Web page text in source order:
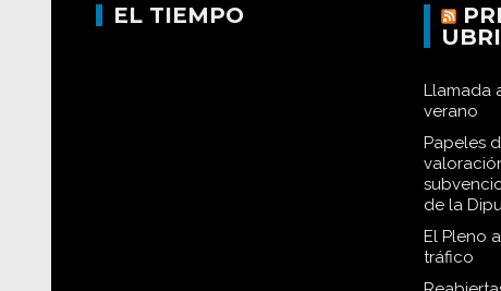
EL TIEMPO
Llamada
verano
Papeles
de la
El Pleno
tráfico